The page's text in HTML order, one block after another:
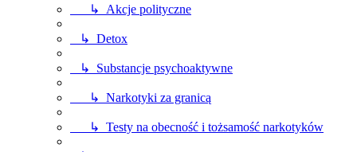
↳ Akcje polityczne
↳ Detox
↳ Substancje psychoaktywne
↳ Narkotyki za granicą
↳ Testy na obecność i tożsamość narkotyków